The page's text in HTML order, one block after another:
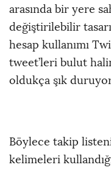
arasında bir yere
değiştirilebilir
hesap kullanımı
tweet’leri bulut
oldukça şık
Böylece takip
kelimeleri